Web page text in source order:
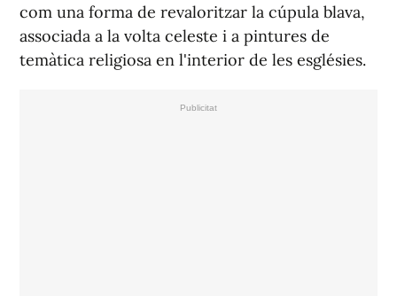
com una forma de revaloritzar la cúpula blava,
associada a la volta celeste i a pintures de
temàtica religiosa en l'interior de les esglésies.